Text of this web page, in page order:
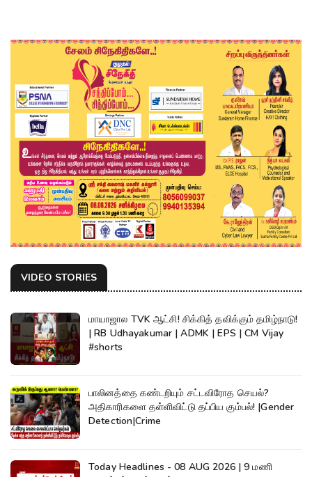
VIDEO STORIES
மாயாஜால TVK ஆட்சி! சிக்கித் தவிக்கும் தமிழ்நாடு!
| RB Udhayakumar | ADMK | EPS | CM Vijay
#shorts
பாலினத்தை கண்டறியும் சட்டவிரோத செயல்?
அதிகாரிகளை தள்ளிவிட்டு தப்பிய கும்பல்! |Gender
Detection|Crime
Today Headlines - 08 AUG 2026 | 9 மணி